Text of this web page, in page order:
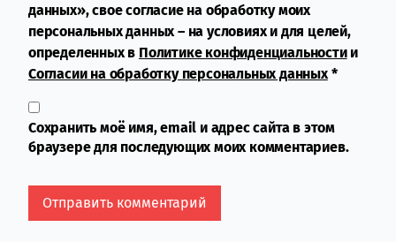
данных», свое согласие на обработку моих
персональных данных – на условиях и для целей,
определенных в Политике конфиденциальностии
Согласии на обработку персональных данных*
Сохранить моё имя, email и адрес сайта в этом
браузере для последующих моих комментариев.